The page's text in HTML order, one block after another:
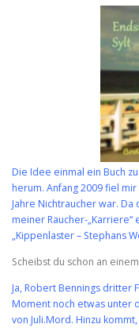
Die Idee einmal ein Buch
herum. Anfang 2009 fiel
Jahre Nichtraucher war.
meiner Raucher-
„Kippenlaster – Stephans
Scheibst du schon an
Ja, Robert Bennings dritter
Moment noch etwas unter
von Juli.Mord. Hinzu